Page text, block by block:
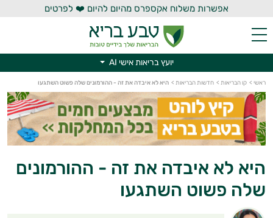
אפשרות משלוח אקספרס מהיום להיום ❤️ לפרטים
יועץ בריאות אישי AI
ראשי > קו הבריאות > חדשות הבריאות > היא לא איבדה את זה - ההורמונים שלה פשוט השתגעו
היא לא איבדה את זה - ההורמונים
שלה פשוט השתגעו
יועץ בריאות אישי AI